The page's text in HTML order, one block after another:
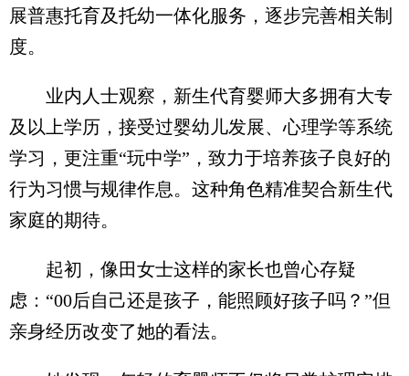
展普惠托育及托幼一体化服务，逐步完善相关制
度。
业内人士观察，新生代育婴师大多拥有大专
及以上学历，接受过婴幼儿发展、心理学等系统
学习，更注重“玩中学”，致力于培养孩子良好的
行为习惯与规律作息。这种角色精准契合新生代
家庭的期待。
起初，像田女士这样的家长也曾心存疑
虑：“00后自己还是孩子，能照顾好孩子吗？”但
亲身经历改变了她的看法。